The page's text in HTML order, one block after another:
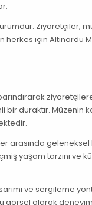
Ziyaretçiler,
herkes için Altınordu
bir duraktır. Müzenin
arasında geleneksel
yaşam tarzını ve
ve sergileme
görsel olarak